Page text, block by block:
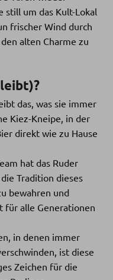
still um das Kult-Lokal
frischer Wind durch
alten Charme zu
das, was sie immer
Kiez-Kneipe, in der
direkt wie zu Hause
hat das Ruder
Tradition dieses
bewahren und
für alle Generationen
in denen immer
ist diese
Zeichen für die